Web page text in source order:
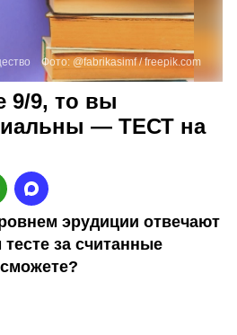
Фото: @fabrikasimf /freepik.com
9/9, то вы
— ТЕСТ на
эрудиции отвечают
за считанные